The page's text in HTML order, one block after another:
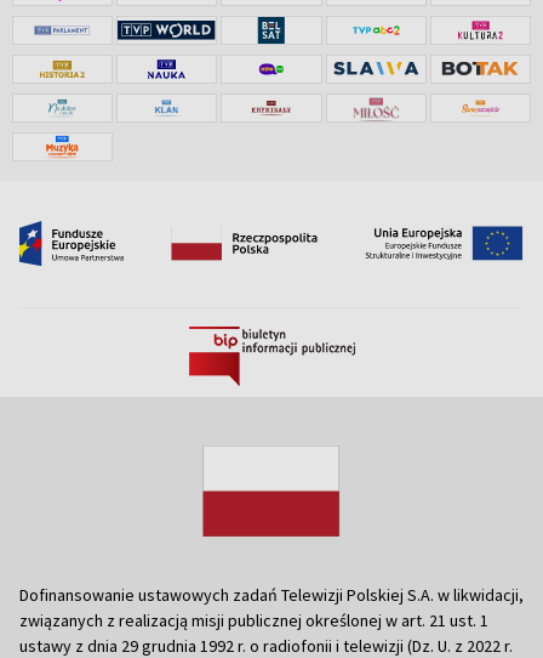
Dofinansowanie ustawowych zadań Telewizji Polskiej S.A. w likwidacji,
związanych z realizacją misji publicznej określonej w art. 21 ust. 1
ustawy z dnia 29 grudnia 1992 r. o radiofonii i telewizji (Dz. U. z 2022 r.